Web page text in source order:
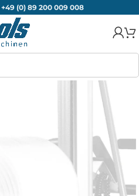
+49 (0) 89 200 009 008